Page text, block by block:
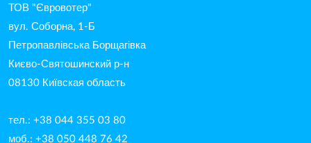
ТОВ "Євровотер"
вул. Соборна, 1-Б
Петропавлівська Борщагівка
Києво-Святошинский р-н
08130 Київская область
тел.: +38 044 355 03 80
моб.: +38 050 448 76 42